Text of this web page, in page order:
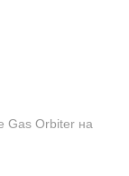
Gas Orbiter на